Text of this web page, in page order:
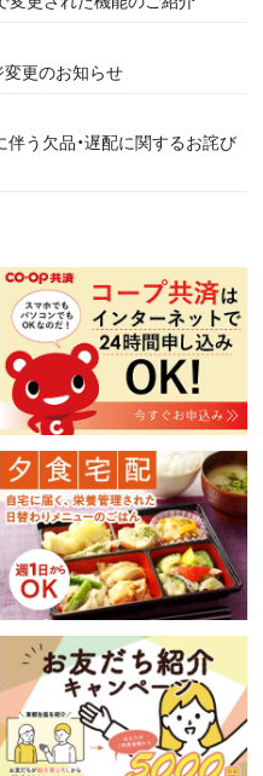
変更のお知らせ
う欠品・遅配に関するお詫び